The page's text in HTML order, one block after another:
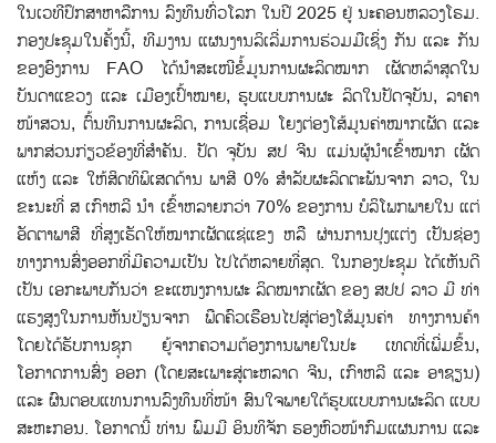
ໃນເວທີປຶກສາຫາລືການ ລົງທຶນທົ່ວໂລກ ໃນປີ 2025 ຢູ່ ນະຄອນຫລວງໂຣມ.
ກອງປະຊຸມໃນຄັ້ງນີ້, ທີມງານ ແຜນງານລິເລີ່ມການຮ່ວມມືເຊິ່ງ ກັນ ແລະ ກັນ
ຂອງອົງການ FAO ໄດ້ນຳສະເໜີຂໍ້ມູນການຜະລິດໝາກ ເຜັດຫລ້າສຸດໃນ
ບັນດາແຂວງ ແລະ ເມືອງເປົ້າໝາຍ, ຮູບແບບການຜະ ລິດໃນປັດຈຸບັນ, ລາຄາ
ໜ້າສວນ, ຕົ້ນທຶນການຜະລິດ, ການເຊື່ອມ ໂຍງຕ່ອງໂສ້ມູນຄ່າໝາກເຜັດ ແລະ
ພາກສ່ວນກ່ຽວຂ້ອງທີ່ສຳຄັນ. ປັດ ຈຸບັນ ສປ ຈີນ ແມ່ນຜູ້ນຳເຂົ້າໝາກ ເຜັດ
ແຫ້ງ ແລະ ໃຫ້ສິດທິພິເສດດ້ານ ພາສີ 0% ສຳລັບຜະລິດຕະພັນຈາກ ລາວ, ໃນ
ຂະນະທີ່ ສ ເກົາຫລີ ນຳ ເຂົ້າຫລາຍກວ່າ 70% ຂອງການ ບໍລິໂພກພາຍໃນ ແຕ່
ອັດຕາພາສີ ທີ່ສູງເຮັດໃຫ້ໝາກເຜັດແຊ່ແຂງ ຫລື ຜ່ານການປຸງແຕ່ງ ເປັນຊ່ອງ
ທາງການສົ່ງອອກທີ່ມີຄວາມເປັນ ໄປໄດ້ຫລາຍທີ່ສຸດ. ໃນກອງປະຊຸມ ໄດ້ເຫັນດີ
ເປັນ ເອກະພາບກັນວ່າ ຂະແໜງການຜະ ລິດໝາກເຜັດ ຂອງ ສປປ ລາວ ມີ ທ່າ
ແຮງສູງໃນການຫັນປ່ຽນຈາກ ພືດຄົວເຮືອນໄປສູ່ຕ່ອງໂສ້ມູນຄ່າ ທາງການຄ້າ
ໂດຍໄດ້ຮັບການຊຸກ ຍູ້ຈາກຄວາມຕ້ອງການພາຍໃນປະ ເທດທີ່ເພີ່ມຂຶ້ນ,
ໂອກາດການສົ່ງ ອອກ (ໂດຍສະເພາະສູ່ຕະຫລາດ ຈີນ, ເກົາຫລີ ແລະ ອາຊຽນ)
ແລະ ຜົນຕອບແທນການລົງທຶນທີ່ໜ້າ ສົນໃຈພາຍໃຕ້ຮູບແບບການຜະລິດ ແບບ
ສະຫະກອນ. ໂອກາດນີ້ ທ່ານ ພົມມີ ອິນທິຈັກ ຮອງຫົວໜ້າກົມແຜນການ ແລະ